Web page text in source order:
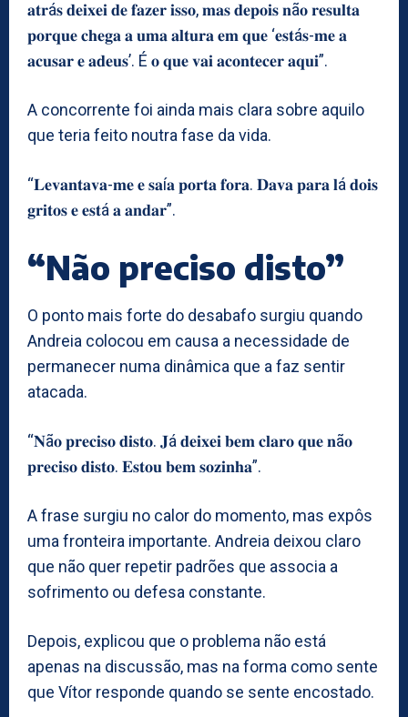
𝐚𝐭𝐫á𝐬 𝐝𝐞𝐢𝐱𝐞𝐢 𝐝𝐞 𝐟𝐚𝐳𝐞𝐫 𝐢𝐬𝐬𝐨, 𝐦𝐚𝐬 𝐝𝐞𝐩𝐨𝐢𝐬 𝐧ã𝐨 𝐫𝐞𝐬𝐮𝐥𝐭𝐚
𝐩𝐨𝐫𝐪𝐮𝐞 𝐜𝐡𝐞𝐠𝐚 𝐚 𝐮𝐦𝐚 𝐚𝐥𝐭𝐮𝐫𝐚 𝐞𝐦 𝐪𝐮𝐞 ‘𝐞𝐬𝐭á𝐬-𝐦𝐞 𝐚
𝐚𝐜𝐮𝐬𝐚𝐫 𝐞 𝐚𝐝𝐞𝐮𝐬’. É 𝐨 𝐪𝐮𝐞 𝐯𝐚𝐢 𝐚𝐜𝐨𝐧𝐭𝐞𝐜𝐞𝐫 𝐚𝐪𝐮𝐢”.
A concorrente foi ainda mais clara sobre aquilo
que teria feito noutra fase da vida.
“𝐋𝐞𝐯𝐚𝐧𝐭𝐚𝐯𝐚-𝐦𝐞 𝐞 𝐬𝐚í𝐚 𝐩𝐨𝐫𝐭𝐚 𝐟𝐨𝐫𝐚. 𝐃𝐚𝐯𝐚 𝐩𝐚𝐫𝐚 𝐥á 𝐝𝐨𝐢𝐬
𝐠𝐫𝐢𝐭𝐨𝐬 𝐞 𝐞𝐬𝐭á 𝐚 𝐚𝐧𝐝𝐚𝐫”.
“Não preciso disto”
O ponto mais forte do desabafo surgiu quando
Andreia colocou em causa a necessidade de
permanecer numa dinâmica que a faz sentir
atacada.
“𝐍ã𝐨 𝐩𝐫𝐞𝐜𝐢𝐬𝐨 𝐝𝐢𝐬𝐭𝐨. 𝐉á 𝐝𝐞𝐢𝐱𝐞𝐢 𝐛𝐞𝐦 𝐜𝐥𝐚𝐫𝐨 𝐪𝐮𝐞 𝐧ã𝐨
𝐩𝐫𝐞𝐜𝐢𝐬𝐨 𝐝𝐢𝐬𝐭𝐨. 𝐄𝐬𝐭𝐨𝐮 𝐛𝐞𝐦 𝐬𝐨𝐳𝐢𝐧𝐡𝐚”.
A frase surgiu no calor do momento, mas expôs
uma fronteira importante. Andreia deixou claro
que não quer repetir padrões que associa a
sofrimento ou defesa constante.
Depois, explicou que o problema não está
apenas na discussão, mas na forma como sente
que Vítor responde quando se sente encostado.